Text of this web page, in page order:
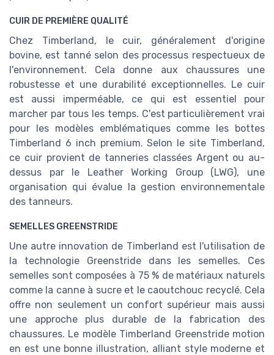
CUIR DE PREMIÈRE QUALITÉ
Chez Timberland, le cuir, généralement d'origine
bovine, est tanné selon des processus respectueux de
l'environnement. Cela donne aux chaussures une
robustesse et une durabilité exceptionnelles. Le cuir
est aussi imperméable, ce qui est essentiel pour
marcher par tous les temps. C'est particulièrement vrai
pour les modèles emblématiques comme les bottes
Timberland 6 inch premium. Selon le site Timberland,
ce cuir provient de tanneries classées Argent ou au-
dessus par le Leather Working Group (LWG), une
organisation qui évalue la gestion environnementale
des tanneurs.
SEMELLES GREENSTRIDE
Une autre innovation de Timberland est l'utilisation de
la technologie Greenstride dans les semelles. Ces
semelles sont composées à 75 % de matériaux naturels
comme la canne à sucre et le caoutchouc recyclé. Cela
offre non seulement un confort supérieur mais aussi
une approche plus durable de la fabrication des
chaussures. Le modèle Timberland Greenstride motion
en est une bonne illustration, alliant style moderne et